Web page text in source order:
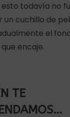
esto todavía no
un cuchillo de
el
encaje.
TE